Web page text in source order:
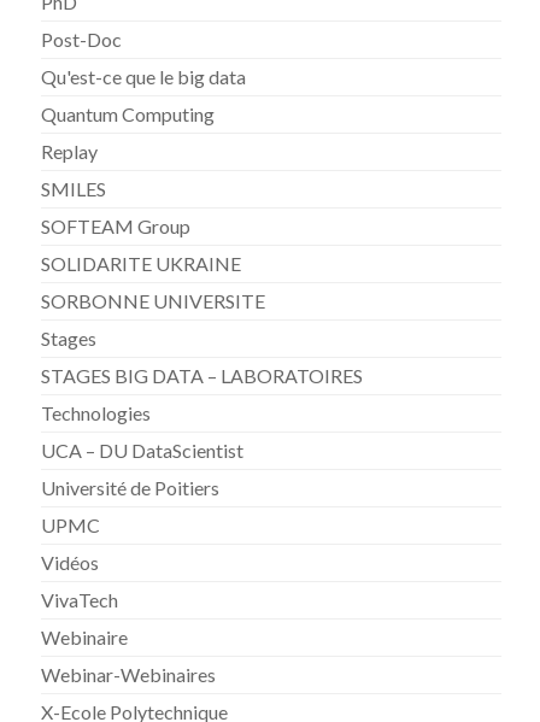
Post-Doc
Qu'est-ce que le big data
Quantum Computing
Replay
SMILES
SOFTEAM Group
SOLIDARITE UKRAINE
SORBONNE UNIVERSITE
Stages
STAGES BIG DATA – LABORATOIRES
Technologies
UCA – DU DataScientist
Université de Poitiers
UPMC
Vidéos
VivaTech
Webinaire
Webinar-Webinaires
X-Ecole Polytechnique